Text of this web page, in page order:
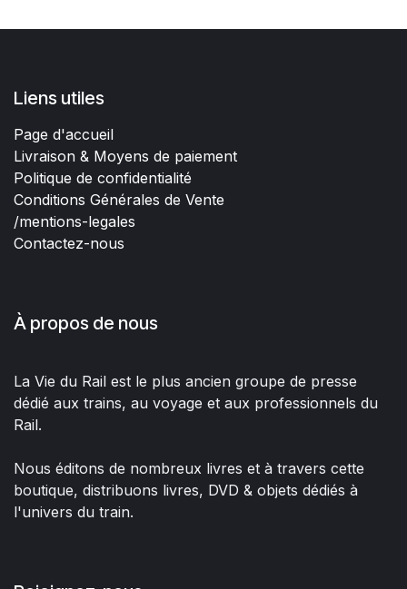
Liens utiles
Page d'accueil
Livraison & Moyens de paiement
Politique de confidentialité
Conditions Générales de Vente
/mentions-legales
Contactez-nous
À propos de nous
La Vie du Rail est le plus ancien groupe de presse
dédié aux trains, au voyage et aux professionnels du
Rail.
Nous éditons de nombreux livres et à travers cette
boutique, distribuons livres, DVD & objets dédiés à
l'univers du train.